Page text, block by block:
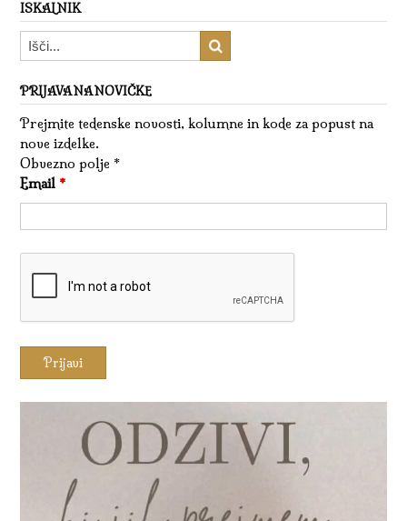
ISKALNIK
PRIJAVA NA NOVIČKE
Prejmite tedenske novosti, kolumne in kode za popust na
nove izdelke.
Obvezno polje *
Email *